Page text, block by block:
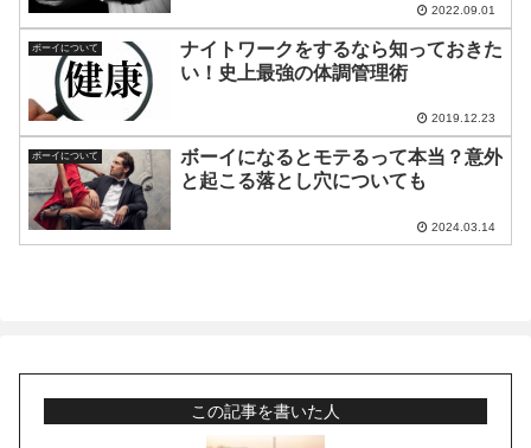
2022.09.01
ボーイについて
ナイトワークをするなら知っておきた
い！史上最強の体調管理術
2019.12.23
ボーイについて
ボーイになるとモテるって本当？意外
と起こる落とし穴についても
2024.03.14
この記事を書いた人